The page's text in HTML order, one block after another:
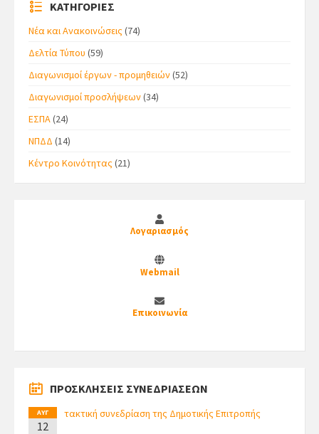
ΚΑΤΗΓΟΡΙΕΣ
Νέα και Ανακοινώσεις(74)
Δελτία Τύπου (59)
Διαγωνισμοί έργων - προμηθειών(52)
Διαγωνισμοί προσλήψεων(34)
ΕΣΠΑ(24)
ΝΠΔΔ (14)
Κέντρο Κοινότητας(21)
Λογαριασμός
Webmail
Επικοινωνία
ΠΡΟΣΚΛΗΣΕΙΣ ΣΥΝΕΔΡΙΑΣΕΩΝ
ΑΥΓ
12
τακτική συνεδρίαση της Δημοτικής Επιτροπής